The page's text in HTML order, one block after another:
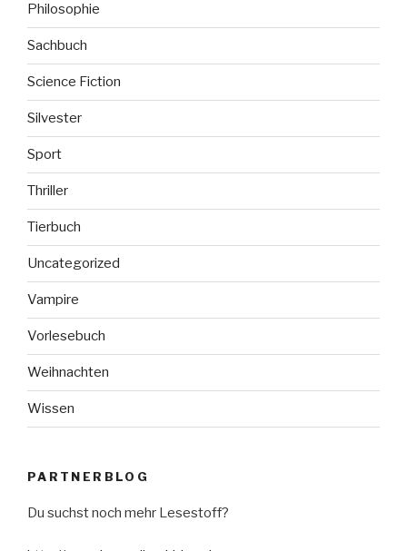
Philosophie
Sachbuch
Science Fiction
Silvester
Sport
Thriller
Tierbuch
Uncategorized
Vampire
Vorlesebuch
Weihnachten
Wissen
PARTNERBLOG
Du suchst noch mehr Lesestoff?